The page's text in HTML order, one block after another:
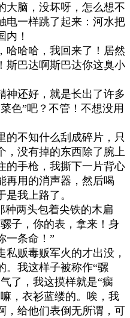
大脑，没坏呀，怎么想不
电一样跳了起来：河水把
内！
哈哈哈，我回来了！居然
斯巴达啊斯巴达你这臭小
神还好，就是长出了许多
菜色”吧？不管！不想没用
的不知什么刮成碎片，只
，没有掉的东西除了腕上
的手枪，我撕下一片背心
再用的消声器，然后喝
我上路了。
种两头包着尖铁的木扁
骡子，你的表，拿来！身
一条命！ ”
贩毒贩军火的才出没，
。我这样子被称作“骡
了，我这摸样就是“瘸
，衣衫蓝缕的。唉，我
，给他们表倒无所谓，可